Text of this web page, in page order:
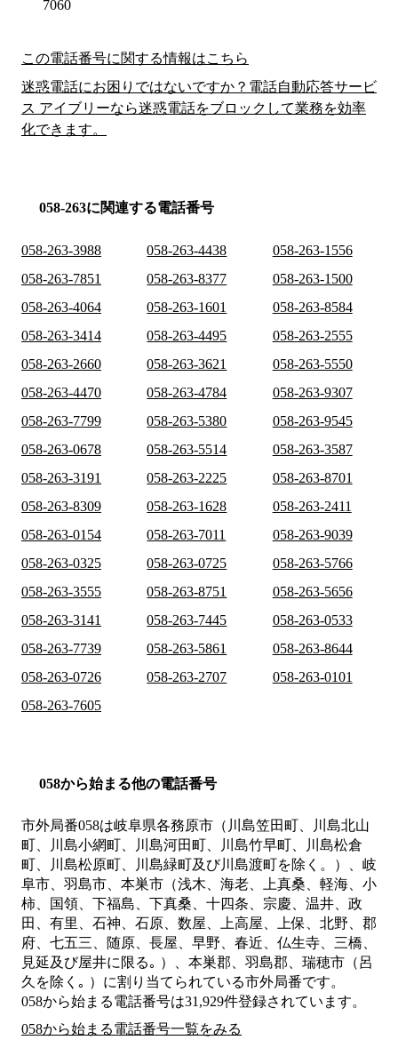
7060
この電話番号に関する情報はこちら
迷惑電話にお困りではないですか？電話自動応答サービ
ス アイブリーなら迷惑電話をブロックして業務を効率
化できます。
058-263に関連する電話番号
058-263-3988 058-263-4438
058-263-1556
058-263-7851
058-263-8377
058-263-1500
058-263-4064
058-263-1601
058-263-8584
058-263-3414
058-263-4495
058-263-2555
058-263-2660
058-263-3621
058-263-5550
058-263-4470
058-263-4784
058-263-9307
058-263-7799
058-263-5380
058-263-9545
058-263-0678
058-263-5514
058-263-3587
058-263-3191
058-263-2225
058-263-8701
058-263-8309
058-263-1628
058-263-2411
058-263-0154
058-263-7011
058-263-9039
058-263-0325
058-263-0725
058-263-5766
058-263-3555
058-263-8751
058-263-5656
058-263-3141
058-263-7445
058-263-0533
058-263-7739
058-263-5861
058-263-8644
058-263-0726
058-263-2707
058-263-0101
058-263-7605
058から始まる他の電話番号
市外局番058は岐阜県各務原市（川島笠田町、川島北山
町、川島小網町、川島河田町、川島竹早町、川島松倉
町、川島松原町、川島緑町及び川島渡町を除く。）、岐
阜市、羽島市、本巣市（浅木、海老、上真桑、軽海、小
柿、国領、下福島、下真桑、十四条、宗慶、温井、政
田、有里、石神、石原、数屋、上高屋、上保、北野、郡
府、七五三、随原、長屋、早野、春近、仏生寺、三橋、
見延及び屋井に限る｡ ）、本巣郡、羽島郡、瑞穂市（呂
久を除く｡ ） に割り当てられている市外局番です。
058から始まる電話番号は31,929件登録されています。
058から始まる電話番号一覧をみる